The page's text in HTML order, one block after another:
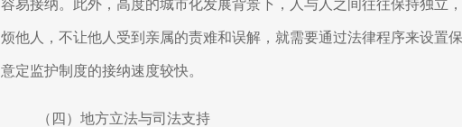
容易接纳。此外，高度的城市化发展背景下，人与人之间往往保持独立
烦他人，不让他人受到亲属的责难和误解，就需要通过法律程序来设置
意定监护制度的接纳速度较快。
（四）地方立法与司法支持